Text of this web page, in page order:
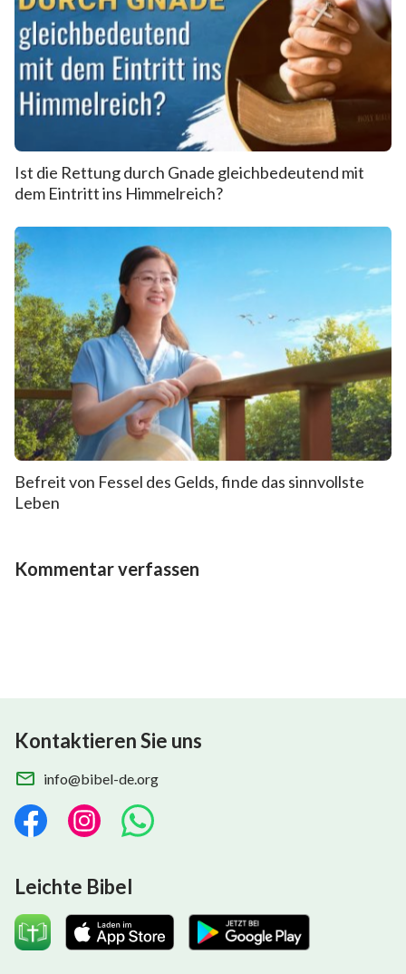
Ist die Rettung durch Gnade gleichbedeutend mit
dem Eintritt ins Himmelreich?
Befreit von Fessel des Gelds, finde das sinnvollste
Leben
Kommentar verfassen
Kontaktieren Sie uns
info@bibel-de.org
Leichte Bibel